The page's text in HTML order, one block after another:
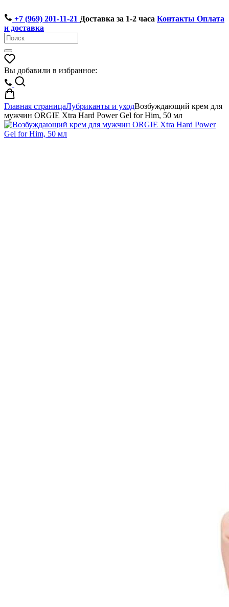
+7 (969) 201-11-21 Доставка за 1-2 часа Контакты Оплата
и доставка
Вы добавили в избранное:
Главная страницаЛубриканты и уходВозбуждающий крем для
мужчин ORGIE Xtra Hard Power Gel for Him, 50 мл